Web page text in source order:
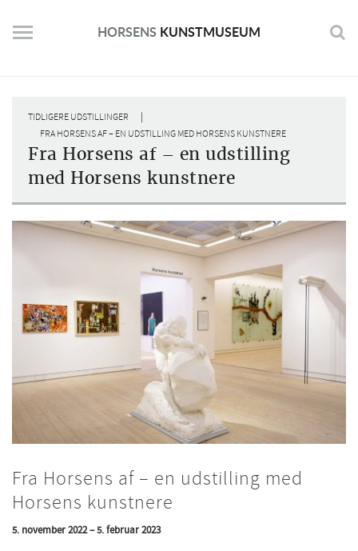
content
HORSENS KUNSTMUSEUM
TIDLIGERE UDSTILLINGER |
FRA HORSENS AF – EN UDSTILLING MED HORSENS KUNSTNERE
Fra Horsens af – en udstilling
med Horsens kunstnere
Fra Horsens af – en udstilling med
Horsens kunstnere
5. november 2022 – 5. februar 2023